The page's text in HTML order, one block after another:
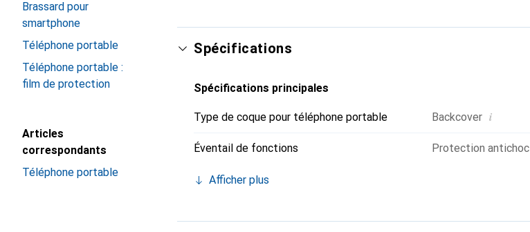
Brassard pour
smartphone
Téléphone portable
Téléphone portable :
film de protection
Articles
correspondants
Téléphone portable
Spécifications
Spécifications principales
Type de coque pour téléphone portable Backcover i
Éventail de fonctions Protection antichoc
Afficher plus